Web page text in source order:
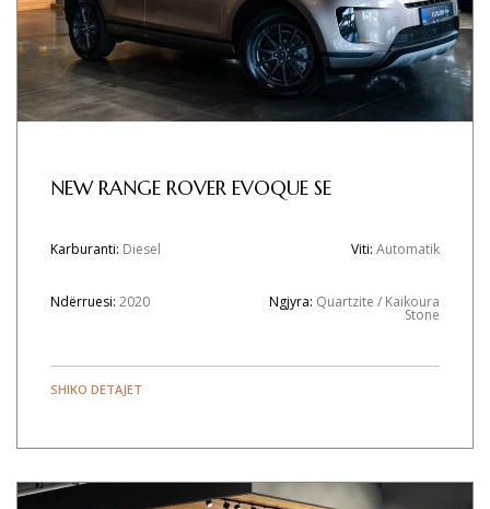
NEW RANGE ROVER EVOQUE SE
Karburanti: Diesel Viti: Automatik
Ndërruesi: 2020 Ngjyra: Quartzite / Kaikoura
Stone
SHIKO DETAJET